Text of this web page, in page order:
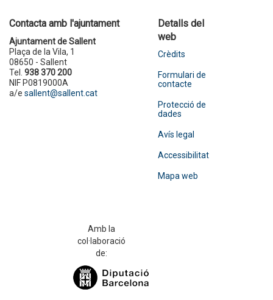
Contacta amb l'ajuntament
Ajuntament de Sallent
Plaça de la Vila, 1
08650 - Sallent
Tel. 938 370 200
NIF P0819000A
a/e sallent@sallent.cat
Detalls del
web
Crèdits
Formulari de
contacte
Protecció de
dades
Avís legal
Accessibilitat
Mapa web
Amb la
col·laboració
de: